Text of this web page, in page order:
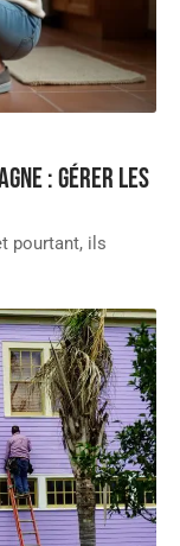
: gérer les
pourtant, ils